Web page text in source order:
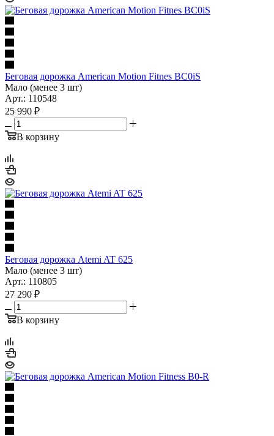
Беговая дорожка American Motion Fitnes BC0iS
Мало (менее 3 шт)
Арт.: 110548
25 990 ₽
В корзину
Беговая дорожка Atemi AT 625
Мало (менее 3 шт)
Арт.: 110805
27 290 ₽
В корзину